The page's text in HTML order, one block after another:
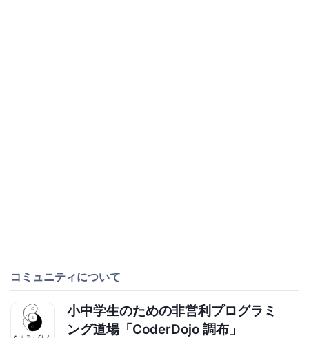
コミュニティについて
小中学生のための非営利プログラミ
ング道場「CoderDojo 調布」